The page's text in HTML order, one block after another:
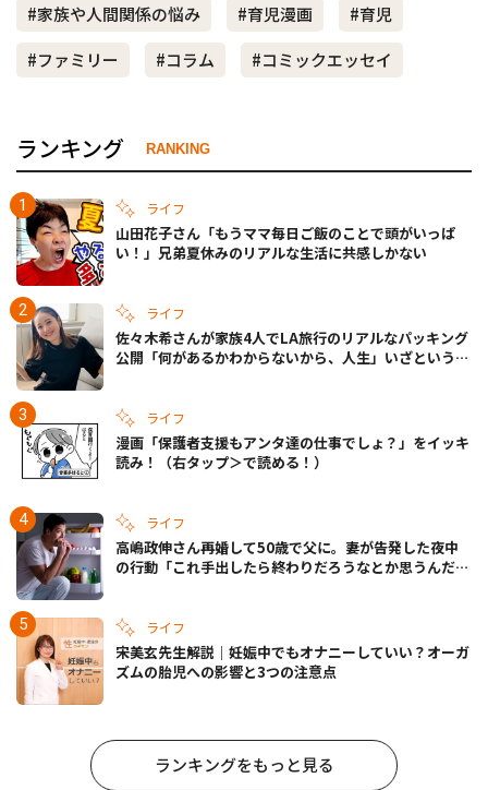
#家族や人間関係の悩み
#育児漫画
#育児
#ファミリー
#コラム #コミックエッセイ
ランキング RANKING
ライフ
山田花子さん「もうママ毎日ご飯のことで頭がいっぱ
い！」兄弟夏休みのリアルな生活に共感しかない
ライフ
佐々木希さんが家族4人でLA旅行のリアルなパッキング
公開「何があるかわからないから、人生」いざというと
ライフ
漫画「保護者支援もアンタ達の仕事でしょ？」をイッキ
読み！（右タップ＞で読める！）
ライフ
高嶋政伸さん再婚して50歳で父に。妻が告発した夜中
の行動「これ手出したら終わりだろうなとか思うんだけ
ライフ
宋美玄先生解説｜妊娠中でもオナニーしていい？オーガ
ズムの胎児への影響と3つの注意点
ランキングをもっと見る